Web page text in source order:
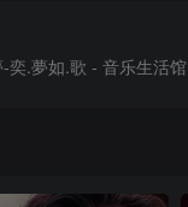
奕.夢如.歌 - 音乐生活馆